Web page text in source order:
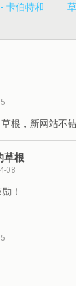
卡伯特和
根，新网站不错
草根
08
！